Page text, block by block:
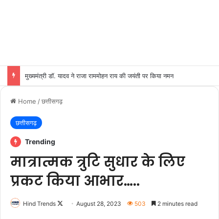
मुख्यमंत्री डॉ. यादव ने राजा राममोहन राय की जयंती पर किया नमन
Home /छत्तीसगढ़
छत्तीसगढ़
Trending
मात्रात्मक त्रुटि सुधार के लिए
प्रकट किया आभार…..
Hind Trends
FollowAugust 28, 2023 503 2 minutes read